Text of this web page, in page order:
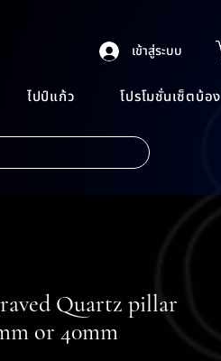
เข้าสู่ระบบ
ไปป์แก้ว โปรโมชั่นเซ็ตบ้อง
Quartz pillar
or 40mm